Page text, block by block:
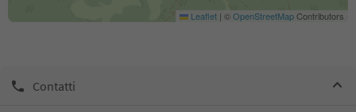
Leaflet | ©OpenStreetMapContributors
Contatti